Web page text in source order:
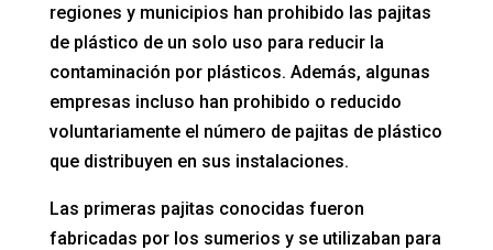
regiones y municipios han prohibido las pajitas
de plástico de un solo uso para reducir la
contaminación por plásticos. Además, algunas
empresas incluso han prohibido o reducido
voluntariamente el número de pajitas de plástico
que distribuyen en sus instalaciones.
Las primeras pajitas conocidas fueron
fabricadas por los sumerios y se utilizaban para